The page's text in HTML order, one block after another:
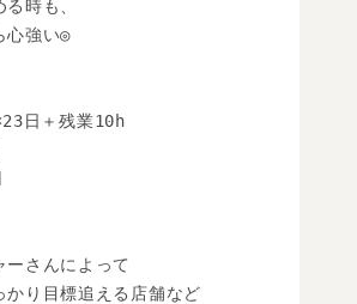
時も、
心強い◎
日＋残業10h
さんによって
り目標追える店舗など